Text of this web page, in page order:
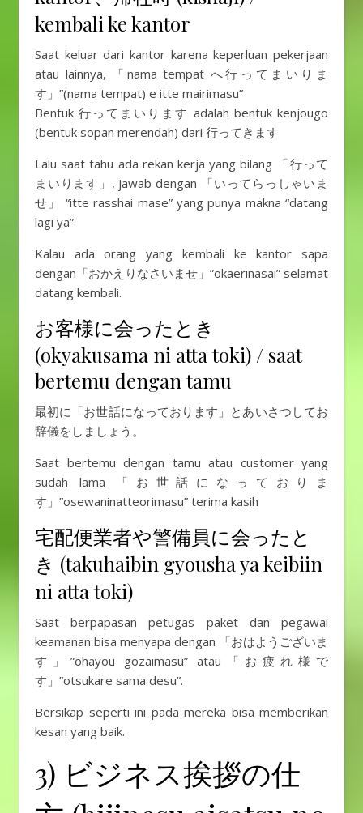
kembali ke kantor
Saat keluar dari kantor karena keperluan pekerjaan
atau lainnya, 「nama tempat へ行ってまいりま
す」”(nama tempat) e itte mairimasu”
Bentuk 行ってまいります adalah bentuk kenjougo
(bentuk sopan merendah) dari 行ってきます
Lalu saat tahu ada rekan kerja yang bilang 「行って
まいります」, jawab dengan 「いってらっしゃいま
せ」 “itte rasshai mase” yang punya makna “datang
lagi ya”
Kalau ada orang yang kembali ke kantor sapa
dengan「おかえりなさいませ」”okaerinasai” selamat
datang kembali.
お客様に会ったとき
(okyakusama ni atta toki) / saat
bertemu dengan tamu
最初に「お世話になっております」とあいさつしてお
辞儀をしましょう。
Saat bertemu dengan tamu atau customer yang
sudah lama 「お世話になっておりま
す」”osewaninatteorimasu” terima kasih
宅配便業者や警備員に会ったと
き (takuhaibin gyousha ya keibiin
ni atta toki)
Saat berpapasan petugas paket dan pegawai
keamanan bisa menyapa dengan 「おはようございま
す」”ohayou gozaimasu” atau「お疲れ様で
す」”otsukare sama desu”.
Bersikap seperti ini pada mereka bisa memberikan
kesan yang baik.
3) ビジネス挨拶の仕